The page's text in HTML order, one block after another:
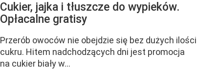
Cukier, jajka i tłuszcze do wypieków.
Opłacalne gratisy
Przerób owoców nie obejdzie się bez dużych ilości
cukru. Hitem nadchodzących dni jest promocja
na cukier biały w...